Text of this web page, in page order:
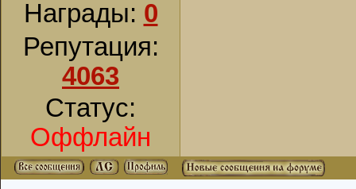
Награды: 0
Репутация:
4063
Статус:
Оффлайн